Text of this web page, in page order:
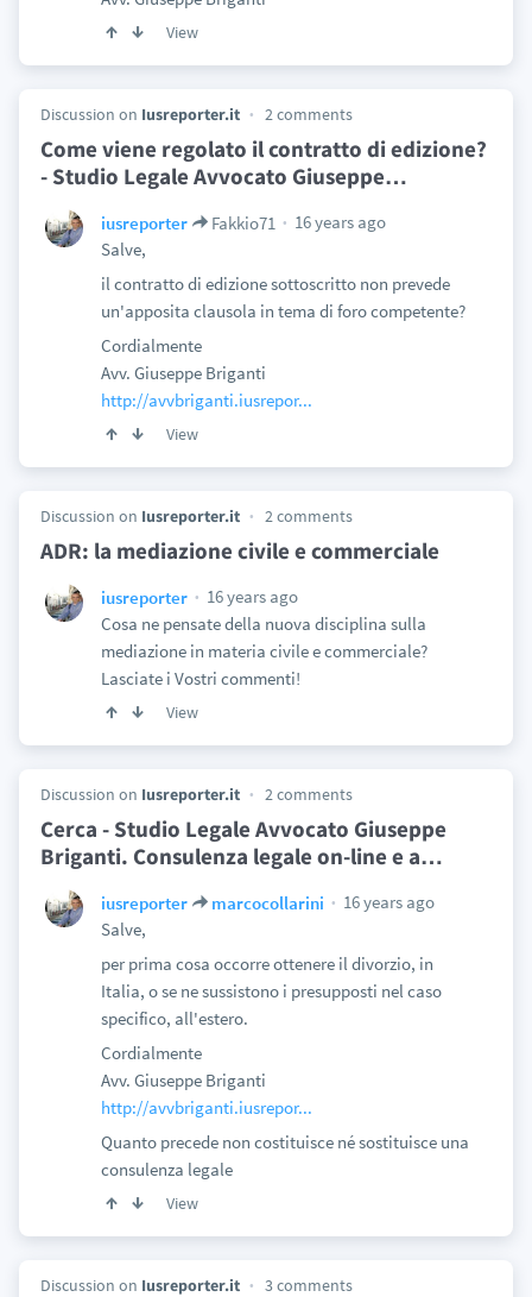
View
Discussion on Iusreporter.it 2 comments
Come viene regolato il contratto di edizione?
- Studio Legale Avvocato Giuseppe…
iusreporter Fakkio71
16 years ago
Salve,
il contratto di edizione sottoscritto non prevede
un'apposita clausola in tema di foro competente?
Cordialmente
Avv. Giuseppe Briganti
http://avvbriganti.iusrepor...
View
Discussion on Iusreporter.it 2 comments
ADR: la mediazione civile e commerciale
iusreporter
16 years ago
Cosa ne pensate della nuova disciplina sulla
mediazione in materia civile e commerciale?
Lasciate i Vostri commenti!
View
Discussion on Iusreporter.it 2 comments
Cerca - Studio Legale Avvocato Giuseppe
Briganti. Consulenza legale on-line e a…
iusreporter marcocollarini
16 years ago
Salve,
per prima cosa occorre ottenere il divorzio, in
Italia, o se ne sussistono i presupposti nel caso
specifico, all'estero.
Cordialmente
Avv. Giuseppe Briganti
http://avvbriganti.iusrepor...
Quanto precede non costituisce né sostituisce una
consulenza legale
View
Discussion on Iusreporter.it 3 comments